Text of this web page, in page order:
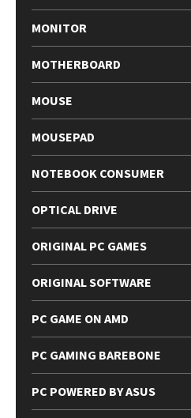
MONITOR
MOTHERBOARD
MOUSE
MOUSEPAD
NOTEBOOK CONSUMER
OPTICAL DRIVE
ORIGINAL PC GAMES
ORIGINAL SOFTWARE
PC GAME ON AMD
PC GAMING BAREBONE
PC POWERED BY ASUS